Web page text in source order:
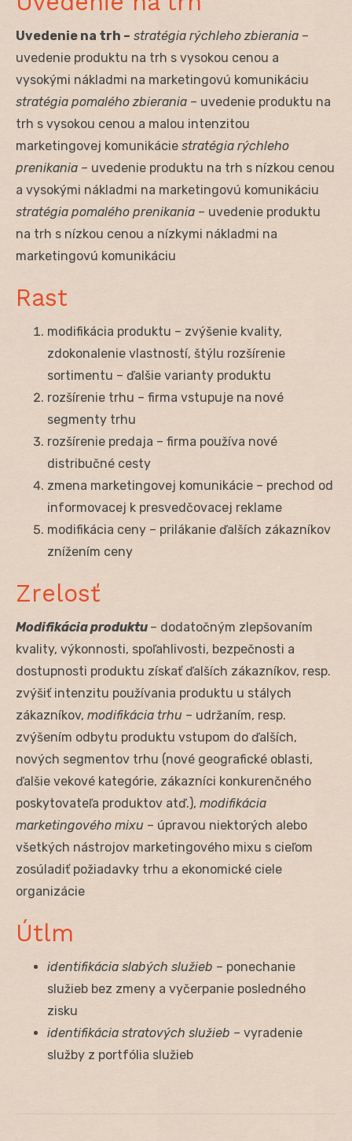
Uvedenie na trh – stratégia rýchleho zbierania –
uvedenie produktu na trh s vysokou cenou a
vysokými nákladmi na marketingovú komunikáciu
stratégia pomalého zbierania – uvedenie produktu na
trh s vysokou cenou a malou intenzitou
marketingovej komunikácie stratégia rýchleho
prenikania – uvedenie produktu na trh s nízkou cenou
a vysokými nákladmi na marketingovú komunikáciu
stratégia pomalého prenikania – uvedenie produktu
na trh s nízkou cenou a nízkymi nákladmi na
marketingovú komunikáciu
Rast
modifikácia produktu – zvýšenie kvality,
zdokonalenie vlastností, štýlu rozšírenie
sortimentu – ďalšie varianty produktu
rozšírenie trhu – firma vstupuje na nové
segmenty trhu
rozšírenie predaja – firma používa nové
distribučné cesty
zmena marketingovej komunikácie – prechod od
informovacej k presvedčovacej reklame
modifikácia ceny – prilákanie ďalších zákazníkov
znížením ceny
Zrelosť
Modifikácia produktu – dodatočným zlepšovaním
kvality, výkonnosti, spoľahlivosti, bezpečnosti a
dostupnosti produktu získať ďalších zákazníkov, resp.
zvýšiť intenzitu používania produktu u stálych
zákazníkov, modifikácia trhu – udržaním, resp.
zvýšením odbytu produktu vstupom do ďalších,
nových segmentov trhu (nové geografické oblasti,
ďalšie vekové kategórie, zákazníci konkurenčného
poskytovateľa produktov atď.), modifikácia
marketingového mixu – úpravou niektorých alebo
všetkých nástrojov marketingového mixu s cieľom
zosúladiť požiadavky trhu a ekonomické ciele
organizácie
Útlm
identifikácia slabých služieb – ponechanie
služieb bez zmeny a vyčerpanie posledného
zisku
identifikácia stratových služieb – vyradenie
služby z portfólia služieb